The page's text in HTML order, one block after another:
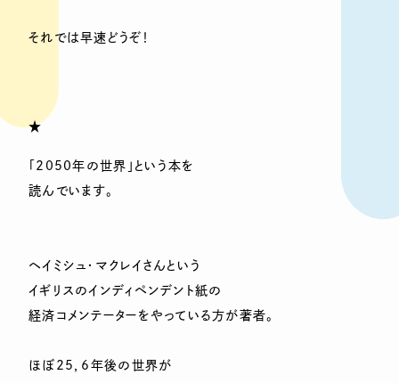
それでは早速どうぞ！
★
「2050年の世界」という本を
読んでいます。
ヘイミシュ・マクレイさんという
イギリスのインディペンデント紙の
経済コメンテーターをやっている方が著者。
ほぼ25，6年後の世界が